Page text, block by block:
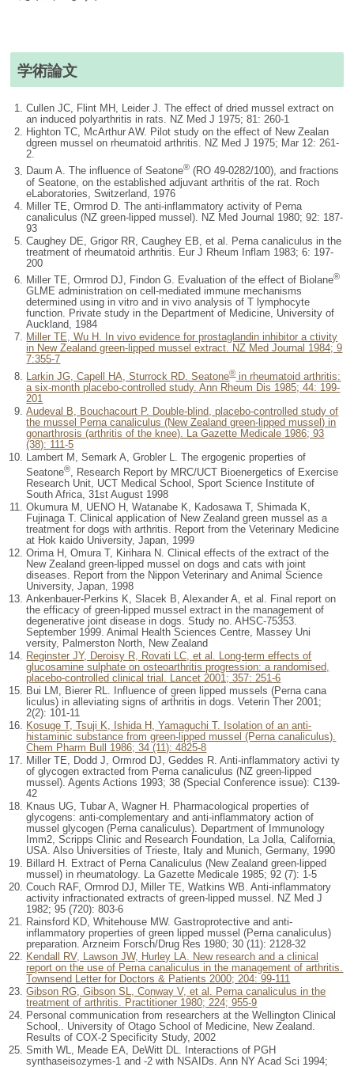
学術論文
Cullen JC, Flint MH, Leider J. The effect of dried mussel extract on
an induced polyarthritis in rats. NZ Med J 1975; 81: 260-1
Highton TC, McArthur AW. Pilot study on the effect of New Zealan
dgreen mussel on rheumatoid arthritis. NZ Med J 1975; Mar 12: 261-
2.
Daum A. The influence of Seatone® (RO 49-0282/100), and fractions
of Seatone, on the established adjuvant arthritis of the rat. Roch
eLaboratories, Switzerland, 1976
Miller TE, Ormrod D. The anti-inflammatory activity of Perna
canaliculus (NZ green-lipped mussel). NZ Med Journal 1980; 92: 187-
93
Caughey DE, Grigor RR, Caughey EB, et al. Perna canaliculus in the
treatment of rheumatoid arthritis. Eur J Rheum Inflam 1983; 6: 197-
200
Miller TE, Ormrod DJ, Findon G. Evaluation of the effect of Biolane®
GLME administration on cell-mediated immune mechanisms
determined using in vitro and in vivo analysis of T lymphocyte
function. Private study in the Department of Medicine, University of
Auckland, 1984
Miller TE, Wu H. In vivo evidence for prostaglandin inhibitor a ctivity
in New Zealand green-lipped mussel extract. NZ Med Journal 1984; 9
7:355-7
Larkin JG, Capell HA, Sturrock RD. Seatone®in rheumatoid arthritis:
a six-month placebo-controlled study. Ann Rheum Dis 1985; 44: 199-
201
Audeval B, Bouchacourt P. Double-blind, placebo-controlled study of
the mussel Perna canaliculus (New Zealand green-lipped mussel) in
gonarthrosis (arthritis of the knee). La Gazette Medicale 1986; 93
(38): 111-5
Lambert M, Semark A, Grobler L. The ergogenic properties of
Seatone®
, Research Report by MRC/UCT Bioenergetics of Exercise
Research Unit, UCT Medical School, Sport Science Institute of
South Africa, 31st August 1998
Okumura M, UENO H, Watanabe K, Kadosawa T, Shimada K,
Fujinaga T. Clinical application of New Zealand green mussel as a
treatment for dogs with arthritis. Report from the Veterinary Medicine
at Hok kaido University, Japan, 1999
Orima H, Omura T, Kirihara N. Clinical effects of the extract of the
New Zealand green-lipped mussel on dogs and cats with joint
diseases. Report from the Nippon Veterinary and Animal Science
University, Japan, 1998
Ankenbauer-Perkins K, Slacek B, Alexander A, et al. Final report on
the efficacy of green-lipped mussel extract in the management of
degenerative joint disease in dogs. Study no. AHSC-75353.
September 1999. Animal Health Sciences Centre, Massey Uni
versity, Palmerston North, New Zealand
Reginster JY, Deroisy R, Rovati LC, et al. Long-term effects of
glucosamine sulphate on osteoarthritis progression: a randomised,
placebo-controlled clinical trial. Lancet 2001; 357: 251-6
Bui LM, Bierer RL. Influence of green lipped mussels (Perna cana
liculus) in alleviating signs of arthritis in dogs. Veterin Ther 2001;
2(2): 101-11
Kosuge T, Tsuji K, Ishida H, Yamaguchi T. Isolation of an anti-
histaminic substance from green-lipped mussel (Perna canaliculus).
Chem Pharm Bull 1986; 34 (11): 4825-8
Miller TE, Dodd J, Ormrod DJ, Geddes R. Anti-inflammatory activi ty
of glycogen extracted from Perna canaliculus (NZ green-lipped
mussel). Agents Actions 1993; 38 (Special Conference issue): C139-
42
Knaus UG, Tubar A, Wagner H. Pharmacological properties of
glycogens: anti-complementary and anti-inflammatory action of
mussel glycogen (Perna canaliculus). Department of Immunology
Imm2, Scripps Clinic and Research Foundation, La Jolla, California,
USA. Also Universities of Trieste, Italy and Munich, Germany, 1990
Billard H. Extract of Perna Canaliculus (New Zealand green-lipped
mussel) in rheumatology. La Gazette Medicale 1985; 92 (7): 1-5
Couch RAF, Ormrod DJ, Miller TE, Watkins WB. Anti-inflammatory
activity infractionated extracts of green-lipped mussel. NZ Med J
1982; 95 (720): 803-6
Rainsford KD, Whitehouse MW. Gastroprotective and anti-
inflammatory properties of green lipped mussel (Perna canaliculus)
preparation. Arzneim Forsch/Drug Res 1980; 30 (11): 2128-32
Kendall RV, Lawson JW, Hurley LA. New research and a clinical
report on the use of Perna canaliculus in the management of arthritis.
Townsend Letter for Doctors & Patients 2000; 204: 99-111
Gibson RG, Gibson SL, Conway V, et al. Perna canaliculus in the
treatment of arthritis. Practitioner 1980; 224; 955-9
Personal communication from researchers at the Wellington Clinical
School,. University of Otago School of Medicine, New Zealand.
Results of COX-2 Specificity Study, 2002
Smith WL, Meade EA, DeWitt DL. Interactions of PGH
synthaseisozymes-1 and -2 with NSAIDs. Ann NY Acad Sci 1994;